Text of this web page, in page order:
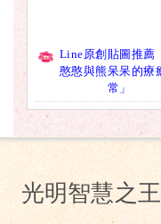
Line原創貼圖推薦
憨憨與熊呆呆的療
常」
光明智慧之